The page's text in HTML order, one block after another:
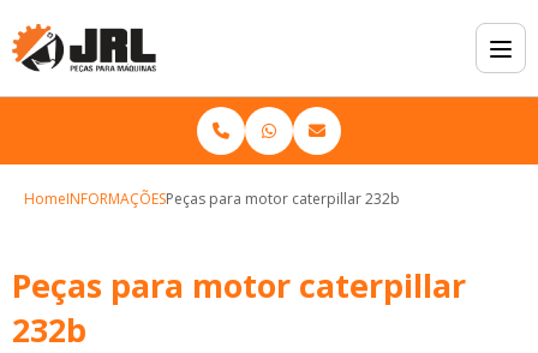
HomeINFORMAÇÕESPeças para motor caterpillar 232b
Peças para motor caterpillar
232b